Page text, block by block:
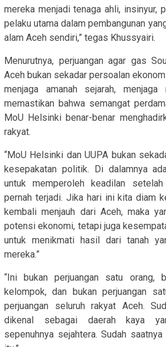
mereka menjadi tenaga ahli, insinyur,
pelaku utama dalam pembangunan
alam Aceh sendiri,” tegas Khussyairi.
Menurutnya, perjuangan agar gas
Aceh bukan sekadar persoalan
menjaga amanah sejarah, menjaga
memastikan bahwa semangat
MoU Helsinki benar-benar
rakyat.
“MoU Helsinki dan UUPA bukan
kesepakatan politik. Di dalamnya
untuk memperoleh keadilan
pernah terjadi. Jika hari ini kita diam
kembali menjauh dari Aceh, maka
potensi ekonomi, tetapi juga
untuk menikmati hasil dari tanah
mereka.”
“Ini bukan perjuangan satu orang,
kelompok, dan bukan perjuangan
perjuangan seluruh rakyat Aceh.
dikenal sebagai daerah kaya
sepenuhnya sejahtera. Sudah